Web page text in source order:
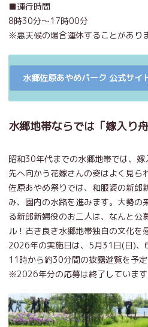
■運行時間
8時30分～17時00分
※悪天候の場合運休することがありま
水郷佐原あやめパーク 公式サ
水郷地帯ならでは「嫁入り舟
昭和30年代までの水郷地帯では、
先へ向かう花嫁さんの姿はよく見ら
佐原あやめ祭りでは、和服姿の新郎
み、園内の水路を進みます。大勢の
る新郎新婦役のお二人は、なんと
ル！古き良き水郷地帯独自の文化を
2026年の実施日は、5月31日(日)、
11時から約30分間の披露遊覧を予定
※2026年分の応募は終了しています